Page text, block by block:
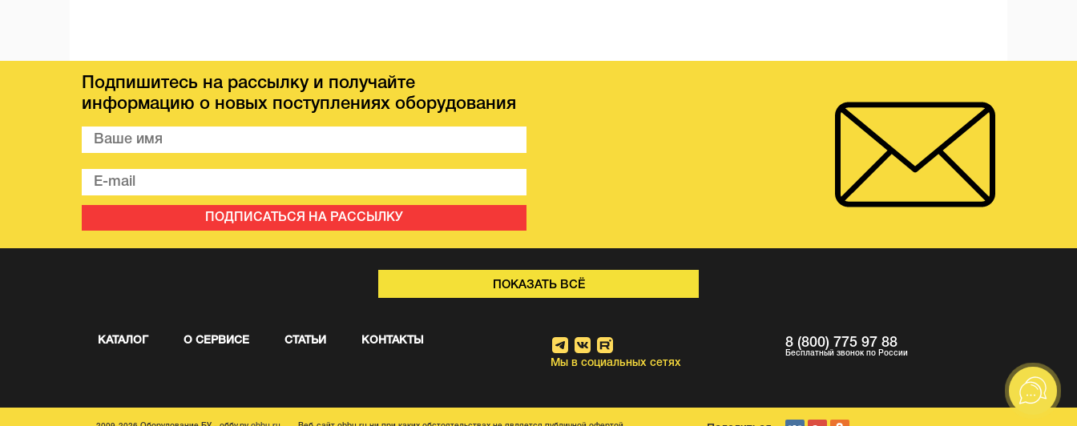
Подпишитесь на рассылку и получайте
информацию о новых поступлениях оборудования
ПОДПИСАТЬСЯ НА РАССЫЛКУ
ПОКАЗАТЬ ВСЁ
КАТАЛОГ О СЕРВИСЕ СТАТЬИ КОНТАКТЫ
Мы в социальных сетях
8 (800) 775 97 88
Бесплатный звонок по России